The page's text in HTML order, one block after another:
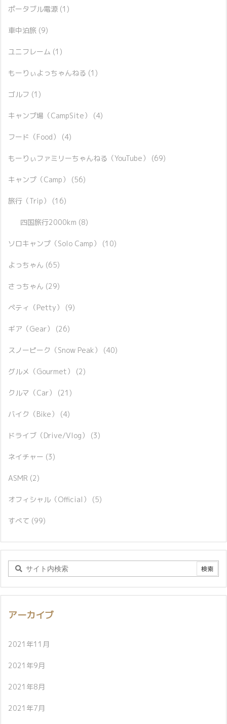
ポータブル電源 (1)
車中泊旅 (9)
ユニフレーム (1)
もーりぃよっちゃんねる (1)
ゴルフ (1)
キャンプ場（CampSite） (4)
フード（Food） (4)
もーりぃファミリーちゃんねる（YouTube） (69)
キャンプ（Camp） (56)
旅行（Trip） (16)
四国旅行2000km (8)
ソロキャンプ（Solo Camp） (10)
よっちゃん (65)
さっちゃん (29)
ペティ（Petty） (9)
ギア（Gear） (26)
スノーピーク（Snow Peak） (40)
グルメ（Gourmet） (2)
クルマ（Car） (21)
バイク（Bike） (4)
ドライブ（Drive/Vlog） (3)
ネイチャー (3)
ASMR (2)
オフィシャル（Official） (5)
すべて (99)
アーカイブ
2021年11月
2021年9月
2021年8月
2021年7月